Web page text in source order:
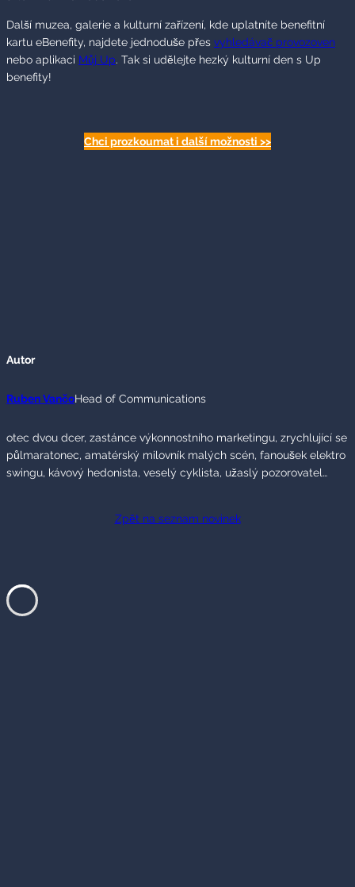
Další muzea, galerie a kulturní zařízení, kde uplatníte benefitní
kartu eBenefity, najdete jednoduše přes vyhledávač provozoven
nebo aplikaci Můj Up. Tak si udělejte hezký kulturní den s Up
benefity!
Chci prozkoumat i další možnosti >>
Autor
Ruben VančoHead of Communications
otec dvou dcer, zastánce výkonnostního marketingu, zrychlující se
půlmaratonec, amatérský milovník malých scén, fanoušek elektro
swingu, kávový hedonista, veselý cyklista, užaslý pozorovatel…
Zpět na seznam novinek